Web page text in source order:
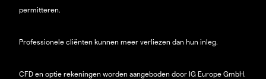
permitteren.
Professionele cliënten kunnen meer verliezen dan hun inleg.
CFD en optie rekeningen worden aangeboden door IG Europe GmbH.